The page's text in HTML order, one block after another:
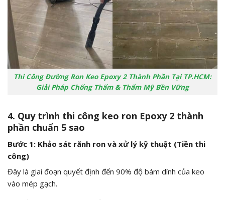
Thi Công Đường Ron Keo Epoxy 2 Thành Phần Tại TP.HCM:
Giải Pháp Chống Thấm & Thẩm Mỹ Bền Vững
4. Quy trình thi công keo ron Epoxy 2 thành
phần chuẩn 5 sao
Bước 1: Khảo sát rãnh ron và xử lý kỹ thuật (Tiền thi
công)
Đây là giai đoạn quyết định đến 90% độ bám dính của keo
vào mép gạch.